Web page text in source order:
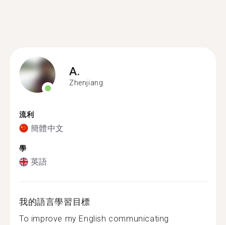
A.
Zhenjiang
流利
簡體中文
學
英語
我的語言學習目標
To improve my English communicating